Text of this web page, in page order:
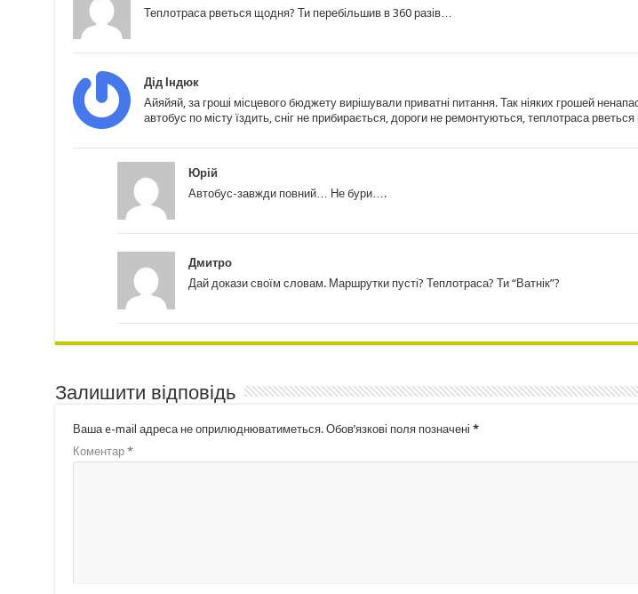
Теплотраса рветься щодня? Ти перебільшив в 360 разів…
Дід Індюк
Айяйяй, за гроші місцевого бюджету вирішували приватні питання. Так ніяких грошей
автобус по місту їздить, сніг не прибирається, дороги не ремонтуються, теплотраса
Юрій
Автобус-завжди повний… Не бури….
Дмитро
Дай докази своїм словам. Маршрутки пусті? Теплотраса? Ти “Ватнік”?
Залишити відповідь
Ваша e-mail адреса не оприлюднюватиметься. Обов’язкові поля позначені *
Коментар *